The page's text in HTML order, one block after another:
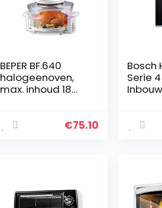
BEPER BF.640
halogeenoven,
max. inhoud 18
€75.10
Bosch
Serie 4